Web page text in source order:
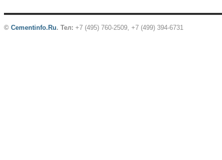
© Cementinfo.Ru. Тел: +7 (495) 760-2509, +7 (499) 394-6731